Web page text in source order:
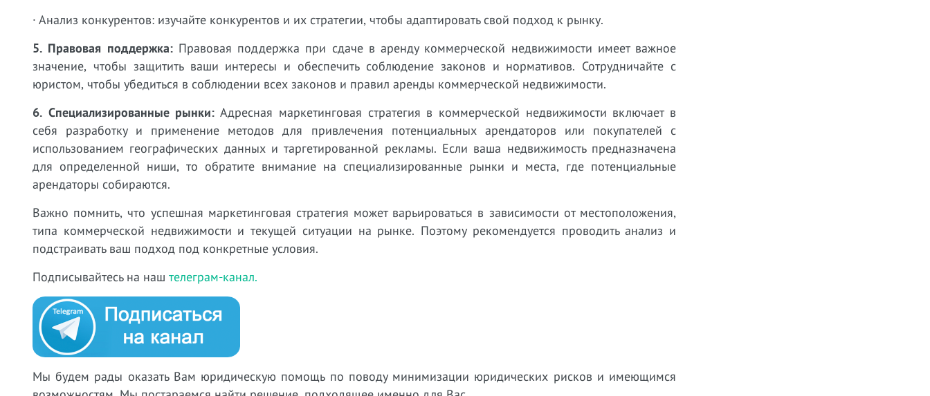
· Анализ конкурентов: изучайте конкурентов и их стратегии, чтобы адаптировать свой подход к рынку.
5. Правовая поддержка:Правовая поддержка при сдаче в аренду коммерческой недвижимости имеет важное
значение, чтобы защитить ваши интересы и обеспечить соблюдение законов и нормативов. Сотрудничайте с
юристом, чтобы убедиться в соблюдении всех законов и правил аренды коммерческой недвижимости.
6. Специализированные рынки: Адресная маркетинговая стратегия в коммерческой недвижимости включает в
себя разработку и применение методов для привлечения потенциальных арендаторов или покупателей с
использованием географических данных и таргетированной рекламы. Если ваша недвижимость предназначена
для определенной ниши, то обратите внимание на специализированные рынки и места, где потенциальные
арендаторы собираются.
Важно помнить, что успешная маркетинговая стратегия может варьироваться в зависимости от местоположения,
типа коммерческой недвижимости и текущей ситуации на рынке. Поэтому рекомендуется проводить анализ и
подстраивать ваш подход под конкретные условия.
Подписывайтесь на наш телеграм-канал.
Мы будем рады оказать Вам юридическую помощь по поводу минимизации юридических рисков и имеющимся